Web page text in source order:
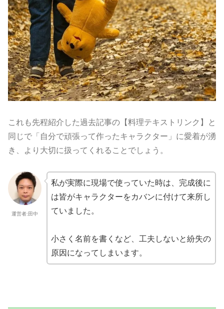
これも先程紹介した過去記事の【料理テキストリンク】と
同じで「自分で頑張って作ったキャラクター」に愛着が湧
き、より大切に扱ってくれることでしょう。
運営者:田中
私が実際に現場で使っていた時は、完成後に
は皆がキャラクターをカバンに付けて来所し
ていました。
小さく名前を書くなど、工夫しないと紛失の
原因になってしまいます。